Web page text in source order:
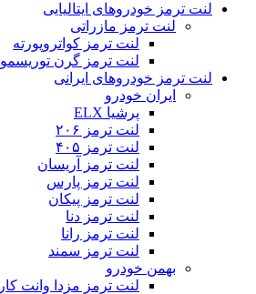
لنت ترمز خودروهای ایتالیایی
لنت ترمز مازراتی
لنت ترمز کواتروپورته
لنت ترمز گرن توریسمو
لنت ترمز خودروهای ایرانی
ایران خودرو
پرشیا ELX
لنت ترمز ۲۰۶
لنت ترمز ۴۰۵
لنت ترمز آریسان
لنت ترمز پارس
لنت ترمز پیکان
لنت ترمز دنا
لنت ترمز رانا
لنت ترمز سمند
بهمن خودرو
لنت ترمز مزدا وانت کارا